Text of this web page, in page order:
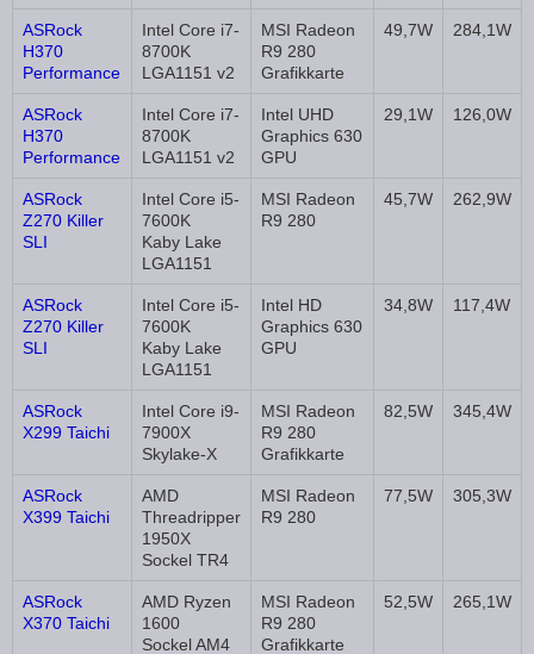
ASRock
H370
Performance
Intel Core i7-
8700K
LGA1151 v2
MSI Radeon
R9 280
Grafikkarte
49,7W 284,1W
ASRock
H370
Performance
Intel Core i7-
8700K
LGA1151 v2
Intel UHD
Graphics 630
GPU
29,1W 126,0W
ASRock
Z270 Killer
SLI
Intel Core i5-
7600K
Kaby Lake
LGA1151
MSI Radeon
R9 280
45,7W 262,9W
ASRock
Z270 Killer
SLI
Intel Core i5-
7600K
Kaby Lake
LGA1151
Intel HD
Graphics 630
GPU
34,8W 117,4W
ASRock
X299 Taichi
Intel Core i9-
7900X
Skylake-X
MSI Radeon
R9 280
Grafikkarte
82,5W 345,4W
ASRock
X399 Taichi
AMD
Threadripper
1950X
Sockel TR4
MSI Radeon
R9 280
77,5W 305,3W
ASRock
X370 Taichi
AMD Ryzen
1600
Sockel AM4
MSI Radeon
R9 280
Grafikkarte
52,5W 265,1W